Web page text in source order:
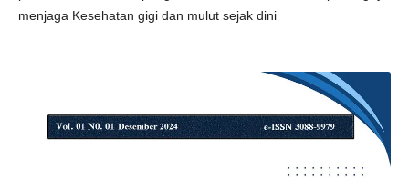
menjaga Kesehatan gigi dan mulut sejak dini